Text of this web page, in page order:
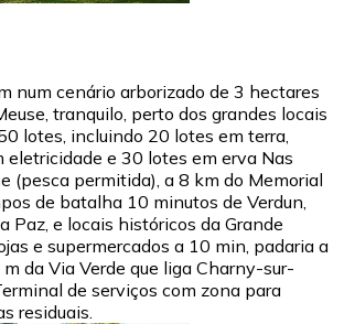
num cenário arborizado de 3 hectares
tranquilo, perto dos grandes locais
lotes, incluindo 20 lotes em terra,
eletricidade e 30 lotes em erva Nas
(pesca permitida), a 8 km do Memorial
de batalha 10 minutos de Verdun,
Paz, e locais históricos da Grande
e supermercados a 10 min, padaria a
da Via Verde que liga Charny-sur-
de serviços com zona para
residuais.